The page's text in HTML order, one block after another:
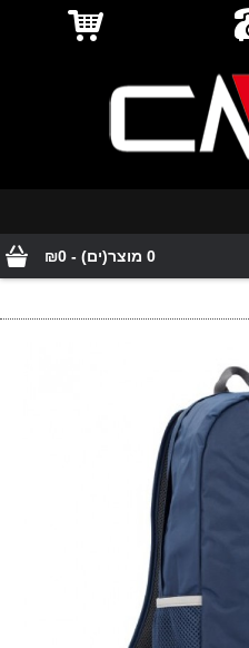
0 מוצר(ים) - ₪0